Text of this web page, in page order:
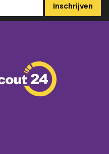
Inschrijven